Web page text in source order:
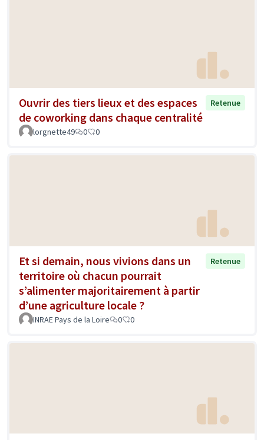
Ouvrir des tiers lieux et des espaces
de coworking dans chaque centralité
Retenue
lorgnette49 0 0
Et si demain, nous vivions dans un
territoire où chacun pourrait
s’alimenter majoritairement à partir
d’une agriculture locale ?
Retenue
INRAE Pays de la Loire 0 0